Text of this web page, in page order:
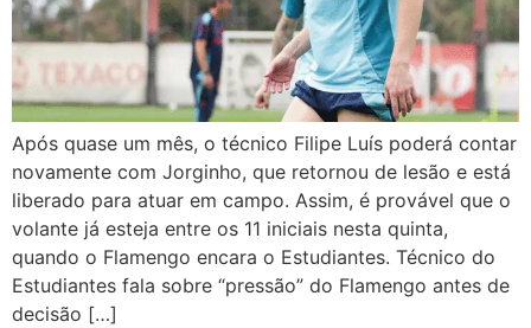
Após quase um mês, o técnico Filipe Luís poderá contar
novamente com Jorginho, que retornou de lesão e está
liberado para atuar em campo. Assim, é provável que o
volante já esteja entre os 11 iniciais nesta quinta,
quando o Flamengo encara o Estudiantes. Técnico do
Estudiantes fala sobre “pressão” do Flamengo antes de
decisão […]